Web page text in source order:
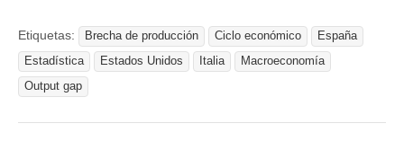
Etiquetas: Brecha de producción Ciclo económico
España
Estadística
Estados Unidos Italia
Macroeconomía
Output gap